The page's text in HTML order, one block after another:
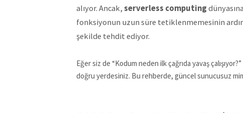
alıyor. Ancak,serverless computing
fonksiyonun uzun süre tetiklenmemesinin
şekilde tehdit ediyor.
Eğer siz de “Kodum neden ilk çağrıda yavaş
doğru yerdesiniz. Bu rehberde, güncel sunucusuz